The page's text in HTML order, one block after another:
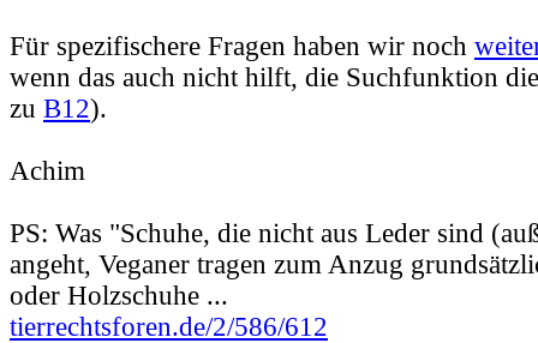
Für spezifischere Fragen haben wir noch
wenn das auch nicht hilft, die Suchfunktion
zu B12).
Achim
PS: Was "Schuhe, die nicht aus Leder sind
angeht, Veganer tragen zum Anzug
oder Holzschuhe ...
tierrechtsforen.de/2/586/612